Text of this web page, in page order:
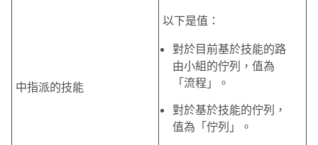
中指派的技能
以下是值：
對於目前基於技能的路
由小組的佇列，值為
「流程」。
對於基於技能的佇列，
值為「佇列」。